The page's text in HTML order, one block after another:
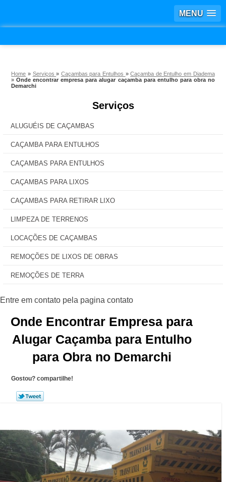
MENU
Home » Serviços» Caçambas para Entulhos »Caçamba de Entulho em Diadema
»Onde encontrar empresa para alugar caçamba para entulho para obra no
Demarchi
Serviços
ALUGUÉIS DE CAÇAMBAS
CAÇAMBA PARA ENTULHOS
CAÇAMBAS PARA ENTULHOS
CAÇAMBAS PARA LIXOS
CAÇAMBAS PARA RETIRAR LIXO
LIMPEZA DE TERRENOS
LOCAÇÕES DE CAÇAMBAS
REMOÇÕES DE LIXOS DE OBRAS
REMOÇÕES DE TERRA
Onde Encontrar Empresa para
Alugar Caçamba para Entulho
para Obra no Demarchi
Gostou? compartilhe!